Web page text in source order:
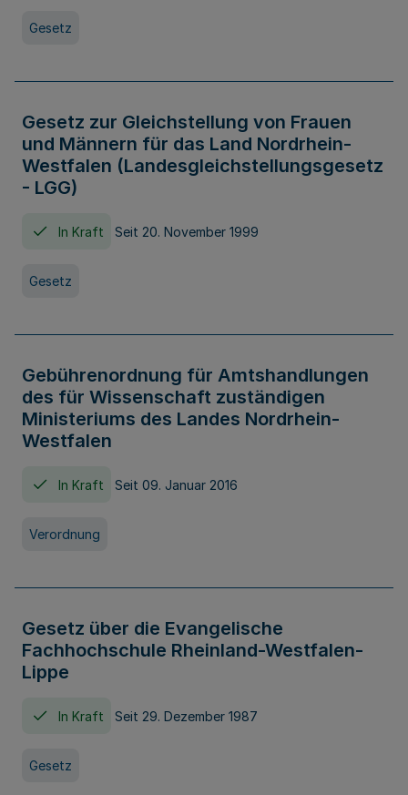
Gesetz
Gesetz zur Gleichstellung von Frauen
und Männern für das Land Nordrhein-
Westfalen (Landesgleichstellungsgesetz
- LGG)
In Kraft Seit 20. November 1999
Gesetz
Gebührenordnung für Amtshandlungen
des für Wissenschaft zuständigen
Ministeriums des Landes Nordrhein-
Westfalen
In Kraft Seit 09. Januar 2016
Verordnung
Gesetz über die Evangelische
Fachhochschule Rheinland-Westfalen-
Lippe
In Kraft Seit 29. Dezember 1987
Gesetz